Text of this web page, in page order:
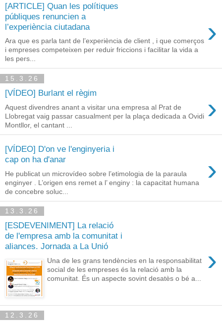
[ARTICLE] Quan les polítiques
públiques renuncien a
l’experiència ciutadana
›
Ara que es parla tant de l’experiència de client , i que comerços
i empreses competeixen per reduir friccions i facilitar la vida a
les pers...
15.3.26
[VÍDEO] Burlant el règim ›
Aquest divendres anant a visitar una empresa al Prat de
Llobregat vaig passar casualment per la plaça dedicada a Ovidi
Montllor, el cantant ...
[VÍDEO] D'on ve l'enginyeria i
cap on ha d'anar
›
He publicat un microvídeo sobre l’etimologia de la paraula
enginyer . L’origen ens remet a l’ enginy : la capacitat humana
de concebre soluc...
13.3.26
[ESDEVENIMENT] La relació
de l'empresa amb la comunitat i
aliances. Jornada a La Unió
›
Una de les grans tendències en la responsabilitat
social de les empreses és la relació amb la
comunitat. És un aspecte sovint desatès o bé a...
12.3.26